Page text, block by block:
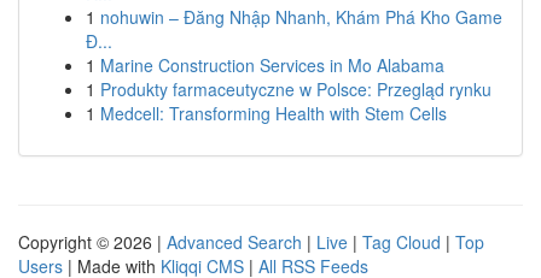
1 nohuwin – Đăng Nhập Nhanh, Khám Phá Kho Game
Đ...
1 Marine Construction Services in Mo Alabama
1 Produkty farmaceutyczne w Polsce: Przegląd rynku
1 Medcell: Transforming Health with Stem Cells
Copyright © 2026 | Advanced Search | Live | Tag Cloud | Top
Users | Made with Kliqqi CMS | All RSS Feeds